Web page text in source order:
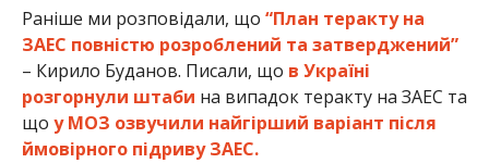
Раніше ми розповідали, що “План теракту на
ЗАЕС повністю розроблений та затверджений”
– Кирило Буданов. Писали, що в Україні
розгорнули штаби на випадок теракту на ЗАЕС та
що у МОЗ озвучили найгірший варіант після
ймовірного підриву ЗАЕС.